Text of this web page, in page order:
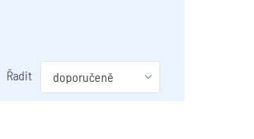
Řadit